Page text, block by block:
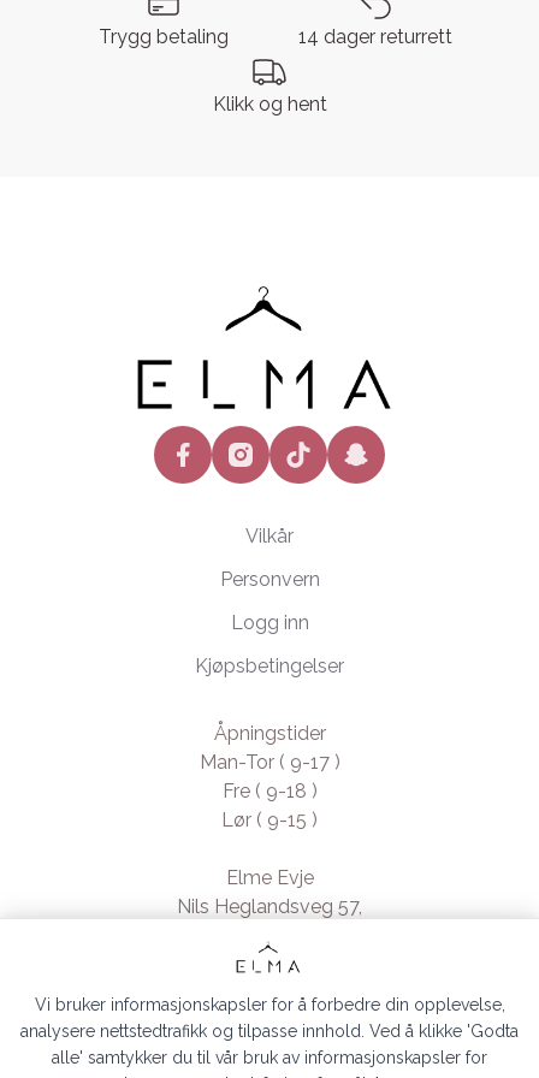
Trygg betaling 14 dager returrett
Klikk og hent
facebookinstagramtiktok snapchat
Vilkår
Personvern
Logg inn
Kjøpsbetingelser
Åpningstider
Man-Tor ( 9-17 )
Fre ( 9-18 )
Lør ( 9-15 )
Elme Evje
Nils Heglandsveg 57,
4735 Evje, Norway
- Org. nr. 923370994
Vi bruker informasjonskapsler for å forbedre din opplevelse,
analysere nettstedtrafikk og tilpasse innhold. Ved å klikke 'Godta
alle' samtykker du til vår bruk av informasjonskapsler for